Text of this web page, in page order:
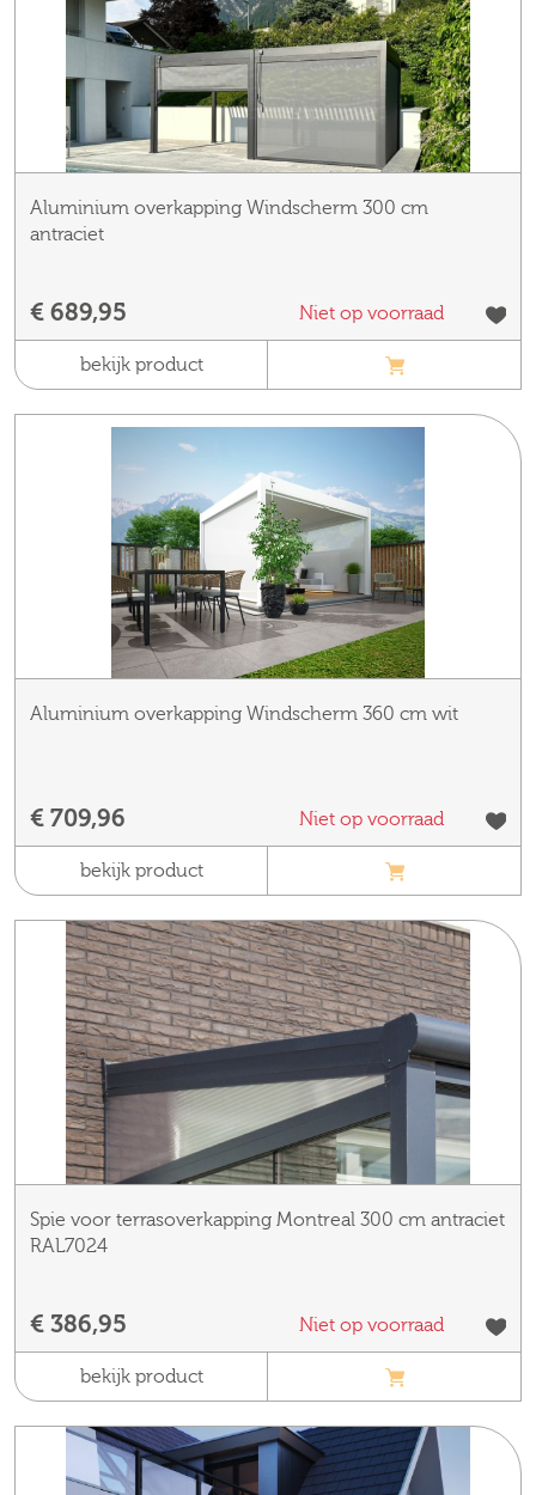
Aluminium overkapping Windscherm 300 cm
antraciet
€ 689,95 Niet op voorraad
bekijk product
Aluminium overkapping Windscherm 360 cm wit
€ 709,96 Niet op voorraad
bekijk product
Spie voor terrasoverkapping Montreal 300 cm antraciet
RAL7024
€ 386,95 Niet op voorraad
bekijk product